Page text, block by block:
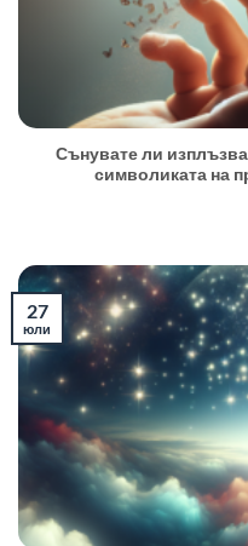
Сънувате ли
символиката на
27
юли